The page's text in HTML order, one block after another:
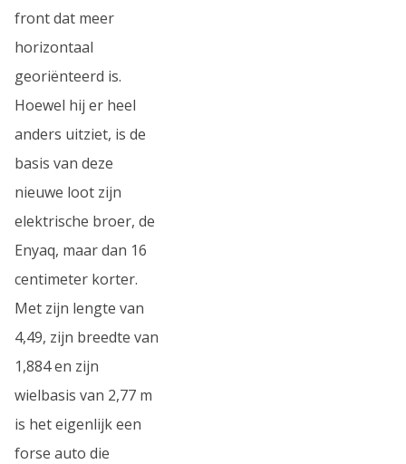
front dat meer
horizontaal
georiënteerd is.
Hoewel hij er heel
anders uitziet, is de
basis van deze
nieuwe loot zijn
elektrische broer, de
Enyaq, maar dan 16
centimeter korter.
Met zijn lengte van
4,49, zijn breedte van
1,884 en zijn
wielbasis van 2,77 m
is het eigenlijk een
forse auto die